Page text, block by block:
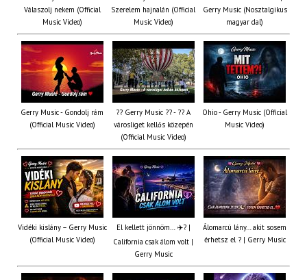
Válaszolj nekem (Official
Music Video)
Szerelem hajnalán (Official
Music Video)
Gerry Music (Nosztalgikus
magyar dal)
Gerry Music - Gondolj rám
(Official Music Video)
?? Gerry Music ?? - ?? A
városliget kellős közepén
(Official Music Video)
Ohio - Gerry Music (Official
Music Video)
Vidéki kislány – Gerry Music
(Official Music Video)
El kellett jönnöm… ✈️? |
California csak álom volt |
Gerry Music
Álomarcú lány… akit sosem
érhetsz el ? | Gerry Music